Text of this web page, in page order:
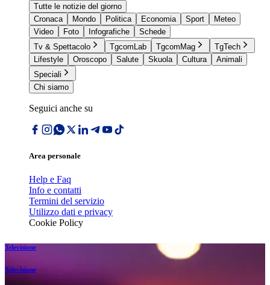
Tutte le notizie del giorno
Cronaca
Mondo Politica Economia Sport
Meteo
Video
Foto Infografiche
Schede
Tv & Spettacolo
TgcomLab TgcomMag
TgTech
Lifestyle
Oroscopo Salute Skuola Cultura
Animali
Speciali
Chi siamo
Seguici anche su
Area personale
Help e Faq
Info e contatti
Termini del servizio
Utilizzo dati e privacy
Cookie Policy
Televisione
Televisione